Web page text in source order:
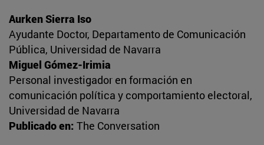
Aurken Sierra Iso
Ayudante Doctor, Departamento de Comunicación
Pública, Universidad de Navarra
Miguel Gómez-Irimia
Personal investigador en formación en
comunicación política y comportamiento electoral,
Universidad de Navarra
Publicado en: The Conversation